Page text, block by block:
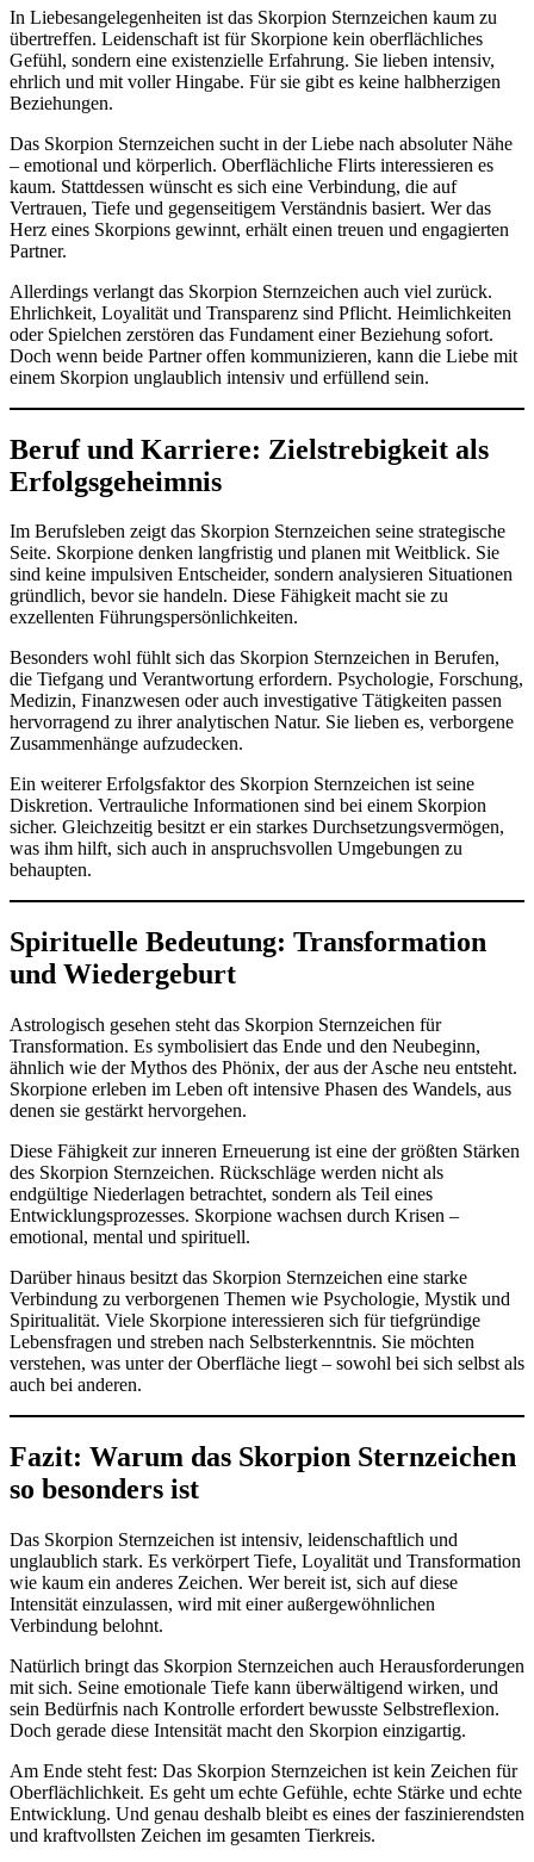
In Liebesangelegenheiten ist das Skorpion Sternzeichen kaum zu
übertreffen. Leidenschaft ist für Skorpione kein oberflächliches
Gefühl, sondern eine existenzielle Erfahrung. Sie lieben intensiv,
ehrlich und mit voller Hingabe. Für sie gibt es keine halbherzigen
Beziehungen.
Das Skorpion Sternzeichen sucht in der Liebe nach absoluter Nähe
– emotional und körperlich. Oberflächliche Flirts interessieren es
kaum. Stattdessen wünscht es sich eine Verbindung, die auf
Vertrauen, Tiefe und gegenseitigem Verständnis basiert. Wer das
Herz eines Skorpions gewinnt, erhält einen treuen und engagierten
Partner.
Allerdings verlangt das Skorpion Sternzeichen auch viel zurück.
Ehrlichkeit, Loyalität und Transparenz sind Pflicht. Heimlichkeiten
oder Spielchen zerstören das Fundament einer Beziehung sofort.
Doch wenn beide Partner offen kommunizieren, kann die Liebe mit
einem Skorpion unglaublich intensiv und erfüllend sein.
Beruf und Karriere: Zielstrebigkeit als
Erfolgsgeheimnis
Im Berufsleben zeigt das Skorpion Sternzeichen seine strategische
Seite. Skorpione denken langfristig und planen mit Weitblick. Sie
sind keine impulsiven Entscheider, sondern analysieren Situationen
gründlich, bevor sie handeln. Diese Fähigkeit macht sie zu
exzellenten Führungspersönlichkeiten.
Besonders wohl fühlt sich das Skorpion Sternzeichen in Berufen,
die Tiefgang und Verantwortung erfordern. Psychologie, Forschung,
Medizin, Finanzwesen oder auch investigative Tätigkeiten passen
hervorragend zu ihrer analytischen Natur. Sie lieben es, verborgene
Zusammenhänge aufzudecken.
Ein weiterer Erfolgsfaktor des Skorpion Sternzeichen ist seine
Diskretion. Vertrauliche Informationen sind bei einem Skorpion
sicher. Gleichzeitig besitzt er ein starkes Durchsetzungsvermögen,
was ihm hilft, sich auch in anspruchsvollen Umgebungen zu
behaupten.
Spirituelle Bedeutung: Transformation
und Wiedergeburt
Astrologisch gesehen steht das Skorpion Sternzeichen für
Transformation. Es symbolisiert das Ende und den Neubeginn,
ähnlich wie der Mythos des Phönix, der aus der Asche neu entsteht.
Skorpione erleben im Leben oft intensive Phasen des Wandels, aus
denen sie gestärkt hervorgehen.
Diese Fähigkeit zur inneren Erneuerung ist eine der größten Stärken
des Skorpion Sternzeichen. Rückschläge werden nicht als
endgültige Niederlagen betrachtet, sondern als Teil eines
Entwicklungsprozesses. Skorpione wachsen durch Krisen –
emotional, mental und spirituell.
Darüber hinaus besitzt das Skorpion Sternzeichen eine starke
Verbindung zu verborgenen Themen wie Psychologie, Mystik und
Spiritualität. Viele Skorpione interessieren sich für tiefgründige
Lebensfragen und streben nach Selbsterkenntnis. Sie möchten
verstehen, was unter der Oberfläche liegt – sowohl bei sich selbst als
auch bei anderen.
Fazit: Warum das Skorpion Sternzeichen
so besonders ist
Das Skorpion Sternzeichen ist intensiv, leidenschaftlich und
unglaublich stark. Es verkörpert Tiefe, Loyalität und Transformation
wie kaum ein anderes Zeichen. Wer bereit ist, sich auf diese
Intensität einzulassen, wird mit einer außergewöhnlichen
Verbindung belohnt.
Natürlich bringt das Skorpion Sternzeichen auch Herausforderungen
mit sich. Seine emotionale Tiefe kann überwältigend wirken, und
sein Bedürfnis nach Kontrolle erfordert bewusste Selbstreflexion.
Doch gerade diese Intensität macht den Skorpion einzigartig.
Am Ende steht fest: Das Skorpion Sternzeichen ist kein Zeichen für
Oberflächlichkeit. Es geht um echte Gefühle, echte Stärke und echte
Entwicklung. Und genau deshalb bleibt es eines der faszinierendsten
und kraftvollsten Zeichen im gesamten Tierkreis.